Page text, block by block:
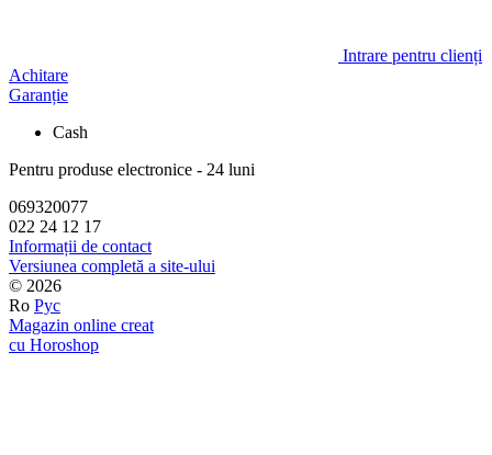
Intrare pentru clienți
Achitare
Garanție
Cash
Pentru produse electronice - 24 luni
069320077
022 24 12 17
Informații de contact
Versiunea completă a site-ului
© 2026
Ro Рус
Magazin online creat
cu Horoshop